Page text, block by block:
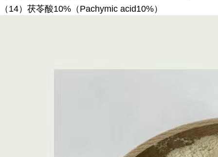
（ 14）茯苓酸10%（Pachymic acid10%）